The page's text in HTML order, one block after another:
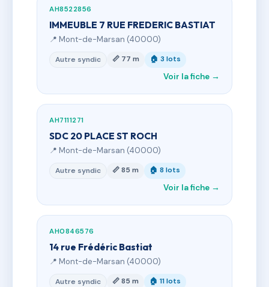
AH8522856
IMMEUBLE 7 RUE FREDERIC BASTIAT
📍 Mont-de-Marsan (40000)
Autre syndic 📏 77 m 🏠 3 lots
Voir la fiche →
AH7111271
SDC 20 PLACE ST ROCH
📍 Mont-de-Marsan (40000)
Autre syndic 📏 85 m 🏠 8 lots
Voir la fiche →
AH0846576
14 rue Frédéric Bastiat
📍 Mont-de-Marsan (40000)
Autre syndic 📏 85 m 🏠 11 lots